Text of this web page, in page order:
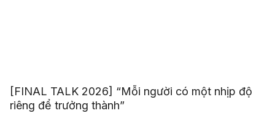
[FINAL TALK 2026] “Mỗi người có một nhịp độ
riêng để trưởng thành”